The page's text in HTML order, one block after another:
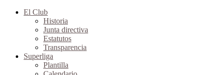
El Club
Historia
Junta directiva
Estatutos
Transparencia
Superliga
Plantilla